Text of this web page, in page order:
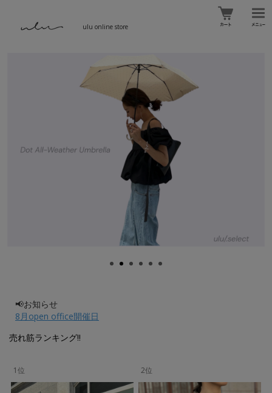
ulu online store
📢お知らせ
8月open office開催日
売れ筋ランキング!!
1位 2位